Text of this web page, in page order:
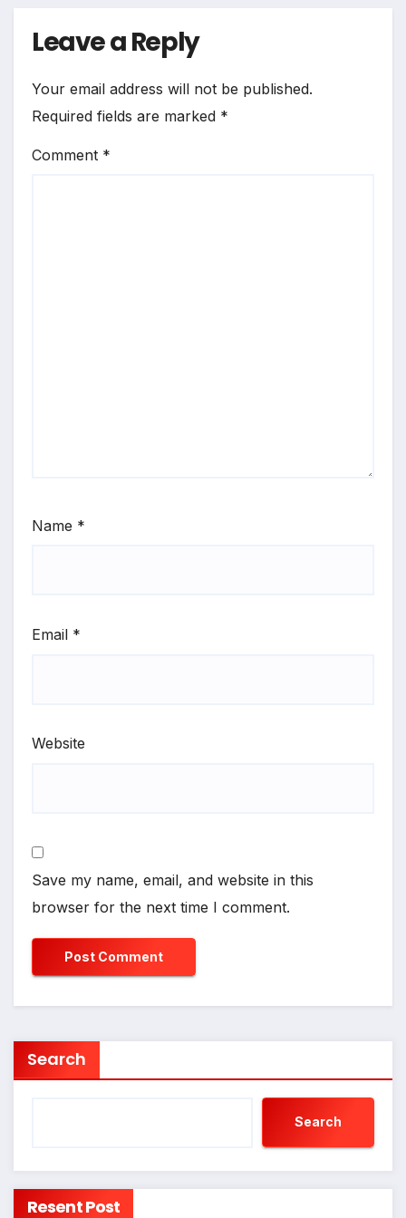
Leave a Reply
Your email address will not be published.
Required fields are marked *
Comment *
Name *
Email *
Website
Save my name, email, and website in this
browser for the next time I comment.
Search
Search
Resent Post